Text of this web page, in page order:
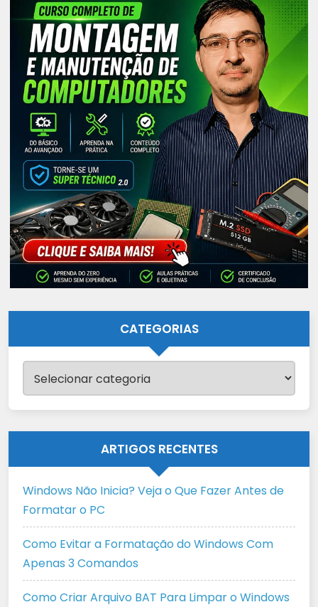
CATEGORIAS
ARTIGOS RECENTES
Windows Não Inicia? Veja o Que Fazer Antes de
Formatar o PC
Como Evitar a Formatação do Windows Com
Apenas 3 Comandos
Como Criar Arquivo BAT Para Limpar o Windows